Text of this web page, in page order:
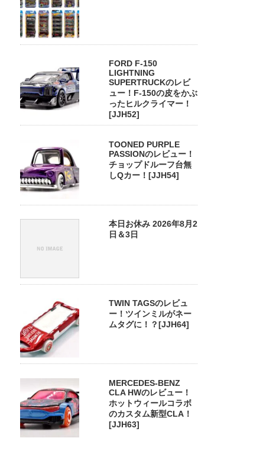
FORD F-150
LIGHTNING
SUPERTRUCKのレビ
ュー！F-150の皮をかぶ
ったヒルクライマー！
[JJH52]
TOONED PURPLE
PASSIONのレビュー！
チョップドルーフ台無
しQカー！[JJH54]
本日お休み 2026年8月2
日＆3日
TWIN TAGSのレビュ
ー！ツインミルがネー
ムタグに！？[JJH64]
MERCEDES-BENZ
CLA HWのレビュー！
ホットウィールコラボ
のカスタム新型CLA！
[JJH63]